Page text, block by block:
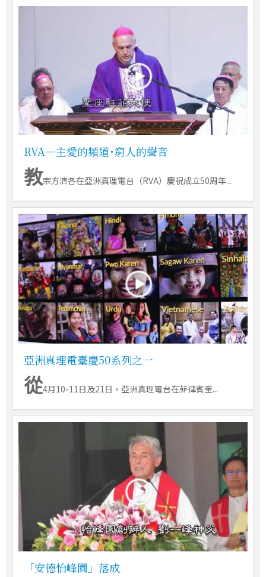
RVA―主愛的頻道˙窮人的聲音
教宗方濟各在亞洲真理電台（RVA）慶祝成立50周年...
亞洲真理電臺慶50系列之一
從4月10-11日及21日，亞洲真理電台在菲律賓奎...
「安德怡峰園」落成